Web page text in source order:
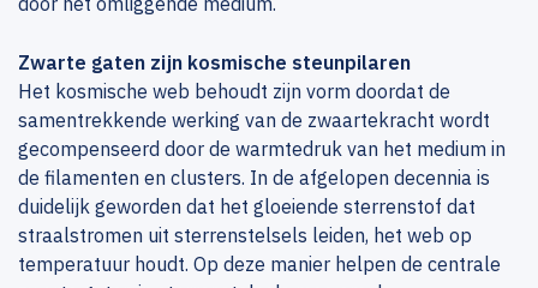
Zwarte gaten zijn kosmische steunpilaren
Het kosmische web behoudt zijn vorm doordat de
samentrekkende werking van de zwaartekracht wordt
gecompenseerd door de warmtedruk van het medium in
de filamenten en clusters. In de afgelopen decennia is
duidelijk geworden dat het gloeiende sterrenstof dat
straalstromen uit sterrenstelsels leiden, het web op
temperatuur houdt. Op deze manier helpen de centrale